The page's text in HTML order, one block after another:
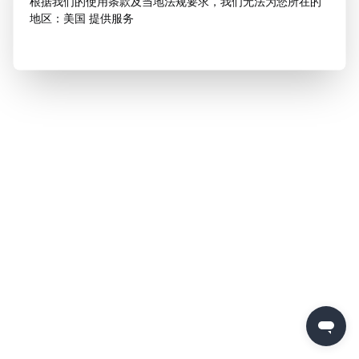
地区：美国 提供服务